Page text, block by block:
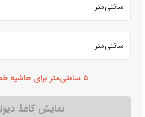
سانتی‌متر
سانتی‌متر
۵ سانتی‌متر برای حاشیه خطا در نظر بگیرید.
نمایش کاغذ